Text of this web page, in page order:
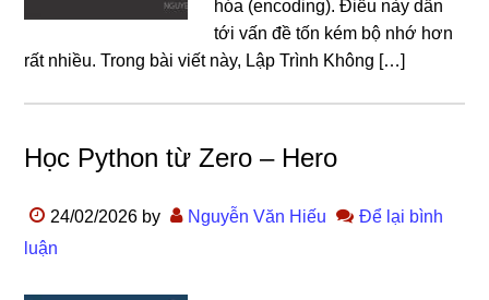
hóa (encoding). Điều này dẫn
tới vấn đề tốn kém bộ nhớ hơn
rất nhiều. Trong bài viết này, Lập Trình Không […]
Học Python từ Zero – Hero
24/02/2026 by Nguyễn Văn Hiếu
Để lại bình
luận